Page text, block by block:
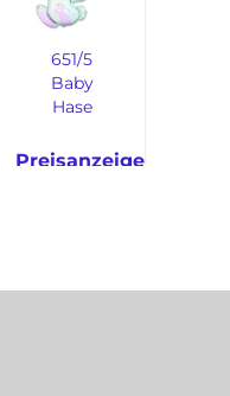
651/5
Baby
Hase
Preisanzeige